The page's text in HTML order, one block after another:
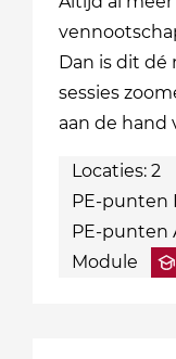
Dan is dit dé
sessies
aan de hand
Locaties: 2
PE-punten
PE-punten
Module